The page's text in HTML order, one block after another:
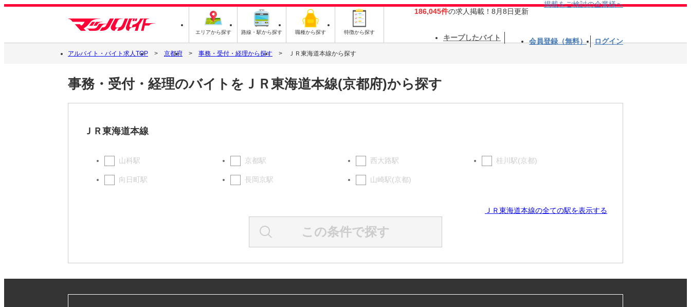
エリアから探す 路線・駅から探す 職種から探す 特徴から探す
186,045件の求人掲載！8月8日更新
掲載をご検討の企業様へ
キープしたバイト 会員登録（無料） ログイン
アルバイト・バイト求人TOP 京都府 事務・受付・経理から探す ＪＲ東海道本線から探す
事務・受付・経理のバイトをＪＲ東海道本線(京都府)から探す
ＪＲ東海道本線
山科駅 京都駅 西大路駅 桂川駅(京都)
向日町駅 長岡京駅 山崎駅(京都)
ＪＲ東海道本線の全ての駅を表示する
この条件で探す